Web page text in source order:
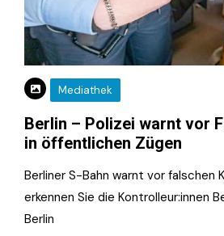
Mediathek
Berlin – Polizei warnt vor
in öffentlichen Zügen
Berliner S-Bahn warnt vor falschen
erkennen Sie die Kontrolleur:innen
Berlin